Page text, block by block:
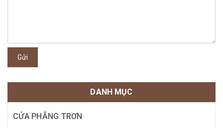
Gửi
DANH MỤC
CỬA PHẲNG TRƠN